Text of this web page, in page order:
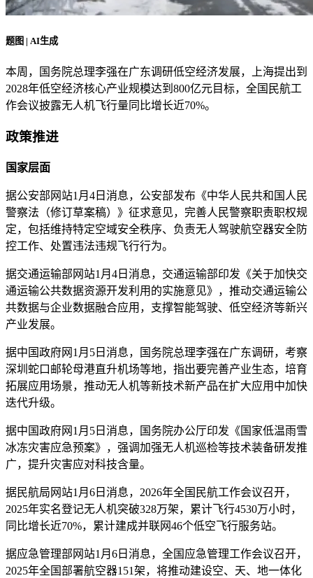
题图 | AI生成
本周，国务院总理李强在广东调研低空经济发展，上海提出到
2028年低空经济核心产业规模达到800亿元目标，全国民航工
作会议披露无人机飞行量同比增长近70%。
政策推进
国家层面
据公安部网站1月4日消息，公安部发布《中华人民共和国人民
警察法（修订草案稿）》征求意见，完善人民警察职责职权规
定，包括维持特定空域安全秩序、负责无人驾驶航空器安全防
控工作、处置违法违规飞行行为。
据交通运输部网站1月4日消息，交通运输部印发《关于加快交
通运输公共数据资源开发利用的实施意见》，推动交通运输公
共数据与企业数据融合应用，支撑智能驾驶、低空经济等新兴
产业发展。
据中国政府网1月5日消息，国务院总理李强在广东调研，考察
深圳蛇口邮轮母港直升机场等地，指出要完善产业生态，培育
拓展应用场景，推动无人机等新技术新产品在扩大应用中加快
迭代升级。
据中国政府网1月5日消息，国务院办公厅印发《国家低温雨雪
冰冻灾害应急预案》，强调加强无人机巡检等技术装备研发推
广，提升灾害应对科技含量。
据民航局网站1月6日消息，2026年全国民航工作会议召开，
2025年实名登记无人机突破328万架，累计飞行4530万小时，
同比增长近70%，累计建成并联网46个低空飞行服务站。
据应急管理部网站1月6日消息，全国应急管理工作会议召开，
2025年全国部署航空器151架，将推动建设空、天、地一体化